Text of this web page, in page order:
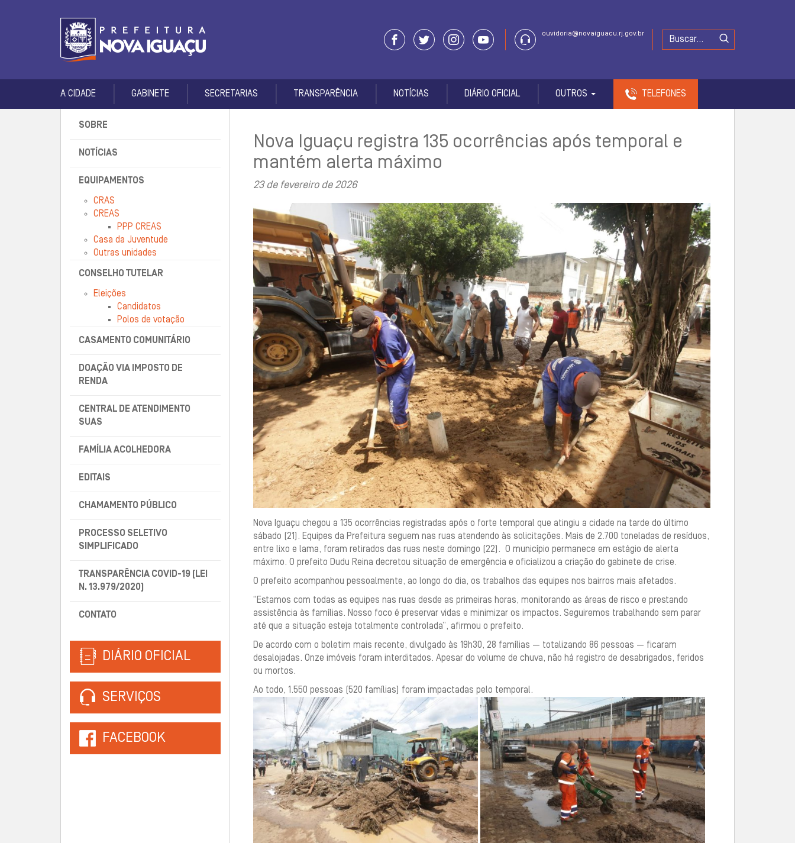
ouvidoria@novaiguacu.rj.gov.br
A CIDADE GABINETE SECRETARIAS TRANSPARÊNCIA NOTÍCIAS DIÁRIO OFICIAL OUTROS TELEFONES
SOBRE
NOTÍCIAS
EQUIPAMENTOS
CRAS
CREAS
PPP CREAS
Casa da Juventude
Outras unidades
CONSELHO TUTELAR
Eleições
Candidatos
Polos de votação
CASAMENTO COMUNITÁRIO
DOAÇÃO VIA IMPOSTO DE
RENDA
CENTRAL DE ATENDIMENTO
SUAS
FAMÍLIA ACOLHEDORA
EDITAIS
CHAMAMENTO PÚBLICO
PROCESSO SELETIVO
SIMPLIFICADO
TRANSPARÊNCIA COVID-19 (LEI
N. 13.979/2020)
CONTATO
DIÁRIO OFICIAL
SERVIÇOS
FACEBOOK
Nova Iguaçu registra 135 ocorrências após temporal e
mantém alerta máximo
23 de fevereiro de 2026
Nova Iguaçu chegou a 135 ocorrências registradas após o forte temporal que atingiu a cidade na tarde do último
sábado (21). Equipes da Prefeitura seguem nas ruas atendendo às solicitações. Mais de 2.700 toneladas de resíduos,
entre lixo e lama, foram retirados das ruas neste domingo (22). O município permanece em estágio de alerta
máximo. O prefeito Dudu Reina decretou situação de emergência e oficializou a criação do gabinete de crise.
O prefeito acompanhou pessoalmente, ao longo do dia, os trabalhos das equipes nos bairros mais afetados.
“Estamos com todas as equipes nas ruas desde as primeiras horas, monitorando as áreas de risco e prestando
assistência às famílias. Nosso foco é preservar vidas e minimizar os impactos. Seguiremos trabalhando sem parar
até que a situação esteja totalmente controlada”, afirmou o prefeito.
De acordo com o boletim mais recente, divulgado às 19h30, 28 famílias — totalizando 86 pessoas — ficaram
desalojadas. Onze imóveis foram interditados. Apesar do volume de chuva, não há registro de desabrigados, feridos
ou mortos.
Ao todo, 1.550 pessoas (520 famílias) foram impactadas pelo temporal.